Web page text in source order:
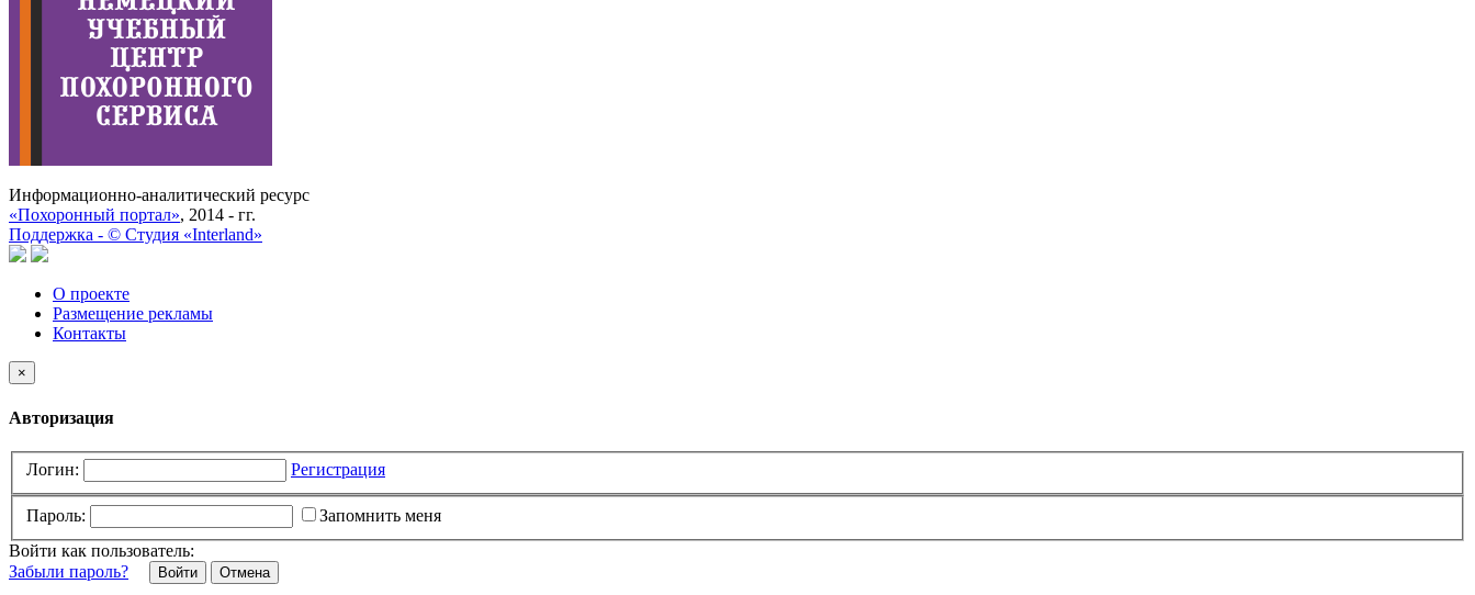
Информационно-аналитический ресурс
«Похоронный портал», 2014 - гг.
Поддержка - © Cтудия «Interland»
О проекте
Размещение рекламы
Контакты
×
Авторизация
Логин: Регистрация
Пароль:
Запомнить меня
Войти как пользователь:
Забыли пароль?
Отмена